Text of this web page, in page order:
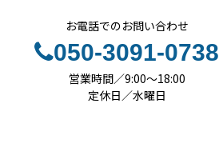
お電話でのお問い合わせ
050-3091-0738
営業時間／9:00～18:00
定休日／水曜日